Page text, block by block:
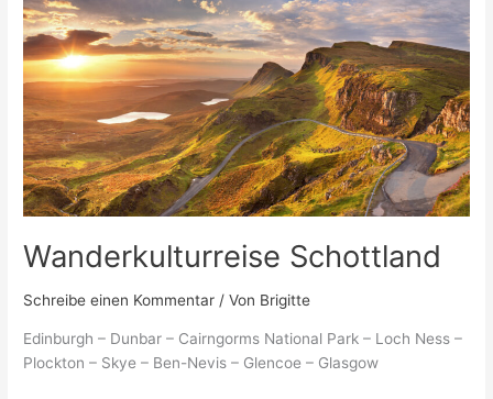
Wanderkulturreise Schottland
Schreibe einen Kommentar / Von Brigitte
Edinburgh – Dunbar – Cairngorms National Park – Loch Ness –
Plockton – Skye – Ben-Nevis – Glencoe – Glasgow
Wanderkulturreise
Schottland